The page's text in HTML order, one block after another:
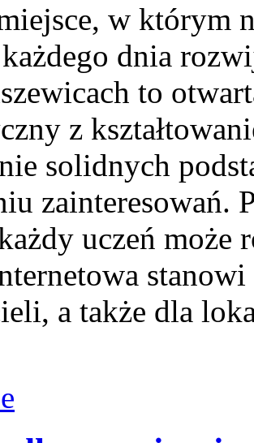
w którym
dnia
to
z
solidnych
zainteresowań.
uczeń może
a także dla